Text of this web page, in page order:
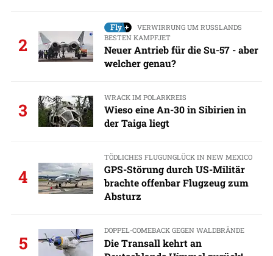
2
VERWIRRUNG UM RUSSLANDS
BESTEN KAMPFJET
Neuer Antrieb für die Su-57 - aber
welcher genau?
3
WRACK IM POLARKREIS
Wieso eine An-30 in Sibirien in
der Taiga liegt
4
TÖDLICHES FLUGUNGLÜCK IN NEW MEXICO
GPS-Störung durch US-Militär
brachte offenbar Flugzeug zum
Absturz
5
DOPPEL-COMEBACK GEGEN WALDBRÄNDE
Die Transall kehrt an